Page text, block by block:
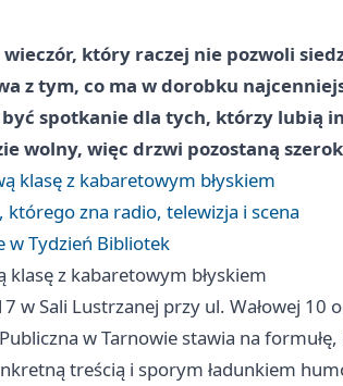
wieczór, który raczej nie pozwoli
z tym, co ma w dorobku
być spotkanie dla tych, którzy lubią
wolny, więc drzwi pozostaną
klasę z kabaretowym błyskiem
zna radio, telewizja i scena
w Tydzień Bibliotek
klasę z kabaretowym błyskiem
w Sali Lustrzanej przy ul. Wałowej 10
w Tarnowie stawia na formułę,
treścią i sporym ładunkiem